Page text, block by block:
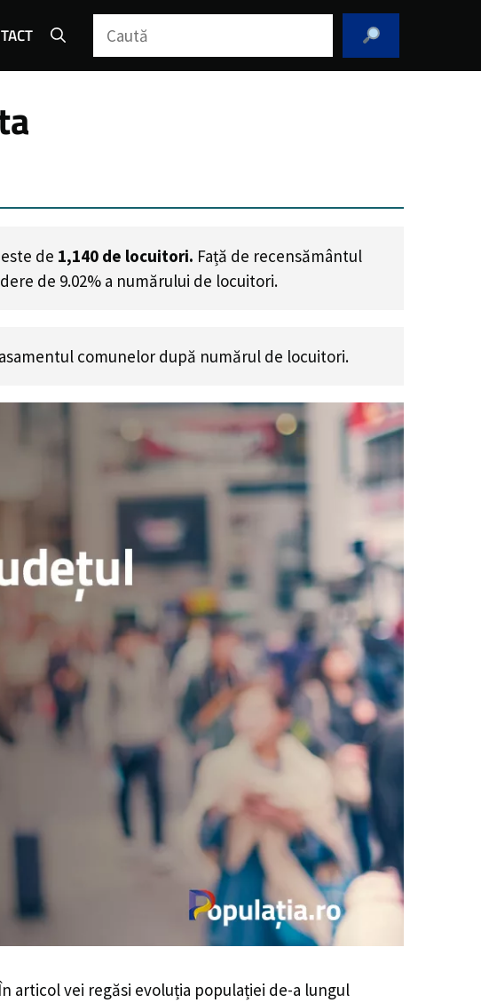
Caută
de 1,140 de locuitori. Față de recensământul
de 9.02% a numărului de locuitori.
comunelor după numărul de locuitori.
articol vei regăsi evoluția populației de-a lungul